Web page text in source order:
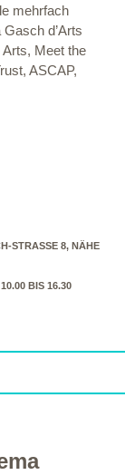
mehrfach
d’Arts
Meet the
ASCAP,
STRASSE 8, NÄHE
BIS 16.30